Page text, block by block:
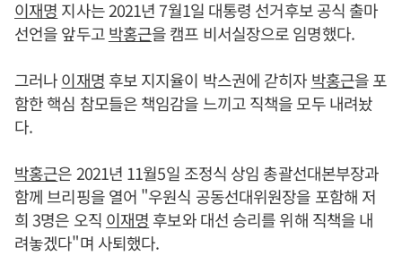
이재명 지사는 2021년 7월1일 대통령 선거후보 공식 출마
선언을 앞두고박홍근을 캠프 비서실장으로 임명했다.
그러나이재명 후보 지지율이 박스권에 갇히자 박홍근을 포
함한 핵심 참모들은 책임감을 느끼고 직책을 모두 내려놨
다.
박홍근은 2021년 11월5일 조정식 상임 총괄선대본부장과
함께 브리핑을 열어 "우원식 공동선대위원장을 포함해 저
희 3명은 오직 이재명 후보와 대선 승리를 위해 직책을 내
려놓겠다"며 사퇴했다.